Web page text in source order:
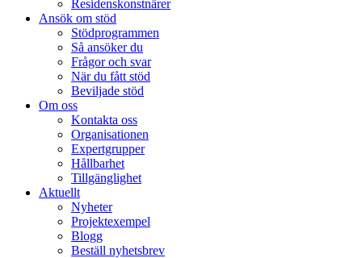
Residenskonstnärer
Ansök om stöd
Stödprogrammen
Så ansöker du
Frågor och svar
När du fått stöd
Beviljade stöd
Om oss
Kontakta oss
Organisationen
Expertgrupper
Hållbarhet
Tillgänglighet
Aktuellt
Nyheter
Projektexempel
Blogg
Beställ nyhetsbrev